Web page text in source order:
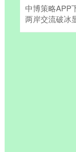
中博策略APP
两岸交流破冰